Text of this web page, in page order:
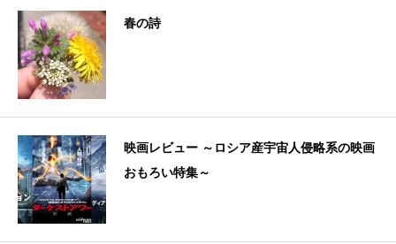
春の詩
映画レビュー ～ロシア産宇宙人侵略系の映画
おもろい特集～